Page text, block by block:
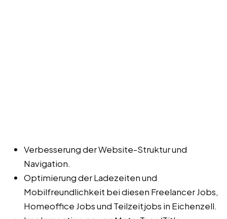
Verbesserung der Website-Struktur und
Navigation.
Optimierung der Ladezeiten und
Mobilfreundlichkeit bei diesen Freelancer Jobs,
Homeoffice Jobs und Teilzeitjobs in Eichenzell.